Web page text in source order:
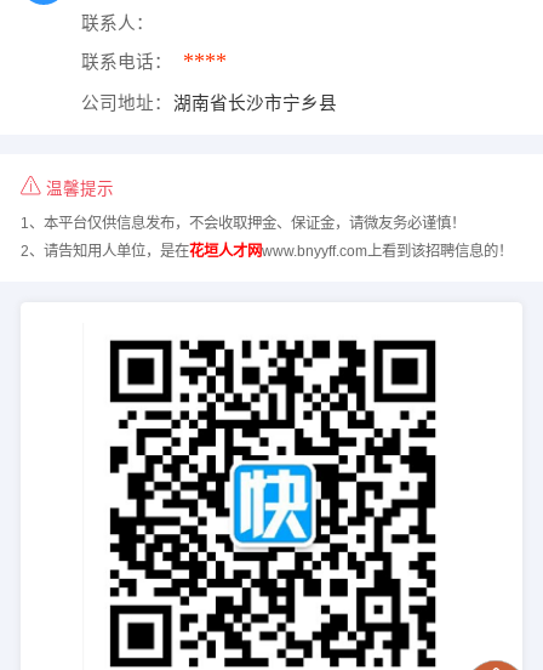
联系人：
联系电话： ****
公司地址： 湖南省长沙市宁乡县
温馨提示
1、本平台仅供信息发布，不会收取押金、保证金，请微友务必谨慎！
2、请告知用人单位，是在花垣人才网www.bnyyff.com上看到该招聘信息的！